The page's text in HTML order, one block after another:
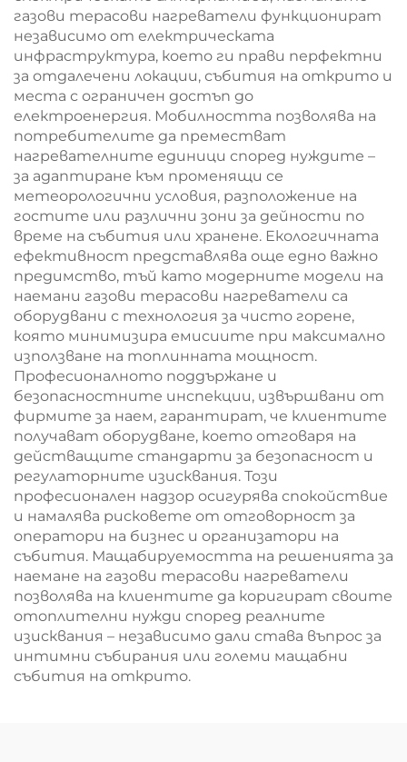
газови терасови нагреватели функционират
независимо от електрическата
инфраструктура, което ги прави перфектни
за отдалечени локации, събития на открито и
места с ограничен достъп до
електроенергия. Мобилността позволява на
потребителите да преместват
нагревателните единици според нуждите –
за адаптиране към променящи се
метеорологични условия, разположение на
гостите или различни зони за дейности по
време на събития или хранене. Екологичната
ефективност представлява още едно важно
предимство, тъй като модерните модели на
наемани газови терасови нагреватели са
оборудвани с технология за чисто горене,
която минимизира емисиите при максимално
използване на топлинната мощност.
Професионалното поддържане и
безопасностните инспекции, извършвани от
фирмите за наем, гарантират, че клиентите
получават оборудване, което отговаря на
действащите стандарти за безопасност и
регулаторните изисквания. Този
професионален надзор осигурява спокойствие
и намалява рисковете от отговорност за
оператори на бизнес и организатори на
събития. Мащабируемостта на решенията за
наемане на газови терасови нагреватели
позволява на клиентите да коригират своите
отоплителни нужди според реалните
изисквания – независимо дали става въпрос за
интимни събирания или големи мащабни
събития на открито.